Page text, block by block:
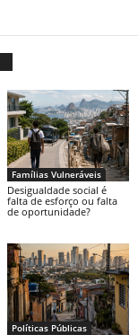
Famílias Vulneráveis
Desigualdade social é
falta de esforço ou falta
de oportunidade?
Políticas Públicas